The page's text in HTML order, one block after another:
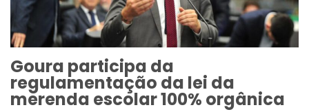
Goura participa da
regulamentação da lei da
merenda escolar 100% orgânica